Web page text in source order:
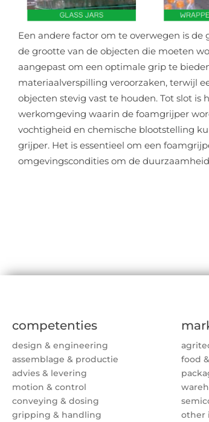
Een andere factor om te overwegen is
de grootte van de objecten die moeten
aangepast om een optimale grip te
materiaalverspilling veroorzaken, terwijl
objecten stevig vast te houden. Tot slot
werkomgeving waarin de foamgrijper
vochtigheid en chemische blootstelling
grijper. Het is essentieel om een
omgevingscondities om de
competenties
design & engineering
assemblage & productie
advies & levering
motion & control
conveying & dosing
gripping & handling
food
other